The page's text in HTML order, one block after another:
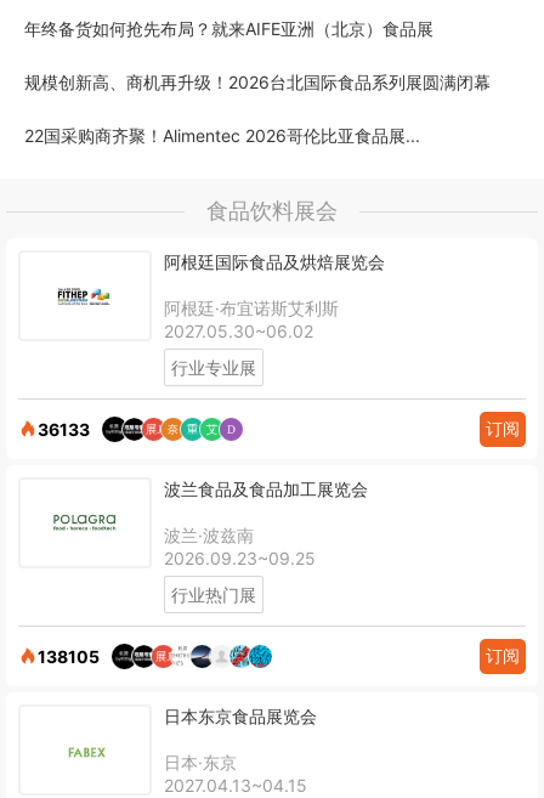
年终备货如何抢先布局？就来AIFE亚洲（北京）食品展
规模创新高、商机再升级！2026台北国际食品系列展圆满闭幕
22国采购商齐聚！Alimentec 2026哥伦比亚食品展...
食品饮料展会
阿根廷国际食品及烘焙展览会
阿根廷·布宜诺斯艾利斯
2027.05.30~06.02
行业专业展
36133 订阅
波兰食品及食品加工展览会
波兰·波兹南
2026.09.23~09.25
行业热门展
138105 订阅
日本东京食品展览会
日本·东京
2027.04.13~04.15